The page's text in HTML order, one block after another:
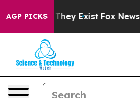
AGP PICKS
They Exist Fox News Goes